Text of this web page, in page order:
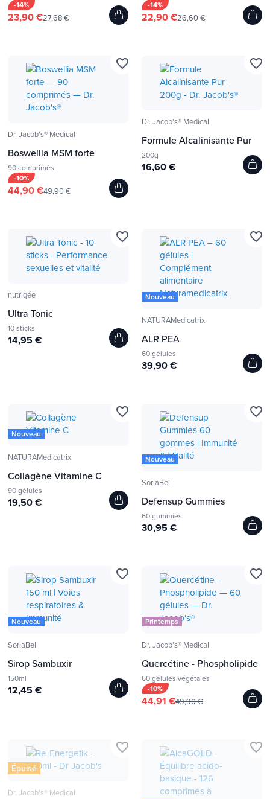
-14%
23,90 €27,68 €
-14%
22,90 €26,60 €
Dr. Jacob's® Medical
Boswellia MSM forte
90 comprimés
-10%
44,90 €49,90 €
favorite_border
Dr. Jacob's® Medical
Formule Alcalinisante Pur
200g
16,60 €
favorite_border
nutrigée
Ultra Tonic
10 sticks
14,95 €
favorite_border
Nouveau
NATURAMedicatrix
ALR PEA
60 gélules
39,90 €
favorite_border
Nouveau
NATURAMedicatrix
Collagène Vitamine C
90 gélules
19,50 €
favorite_border
Nouveau
SoriaBel
Defensup Gummies
60 gummies
30,95 €
favorite_border
Nouveau
SoriaBel
Sirop Sambuxir
150ml
12,45 €
favorite_border
Printemps
Dr. Jacob's® Medical
Quercétine - Phospholipide
60 gélules végétales
-10%
44,91 €49,90 €
favorite_border
Épuisé
Dr. Jacob's® Medical
favorite_border favorite_border